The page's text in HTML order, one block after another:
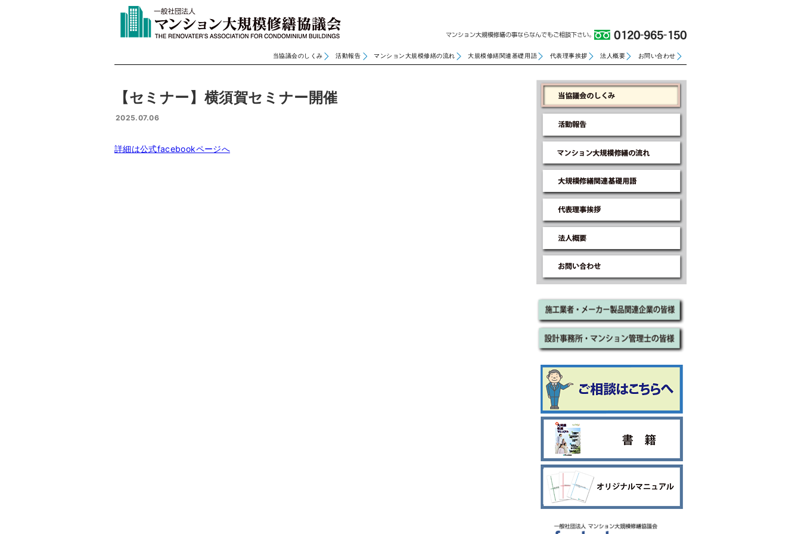
当協議会のしくみ 活動報告 マンション大規模修繕の流れ 大規模修繕関連基礎用語 代表理事挨拶 法人概要 お問い合わせ
【セミナー】横須賀セミナー開催
2025.07.06
詳細は公式facebookページへ